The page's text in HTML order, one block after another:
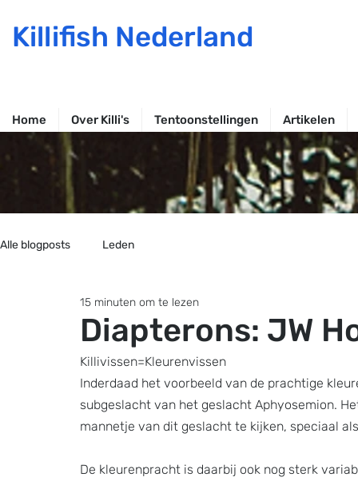
Killifish Nederland
Home Over Killi's Tentoonstellingen Artikelen
Alle blogposts Leden
Diapterons: JW
15 minuten om te lezen
Killivissen=Kleurenvissen
Inderdaad het voorbeeld van de prachtige
subgeslacht van het geslacht Aphyosemion.
mannetje van dit geslacht te kijken, speciaal
De kleurenpracht is daarbij ook nog sterk